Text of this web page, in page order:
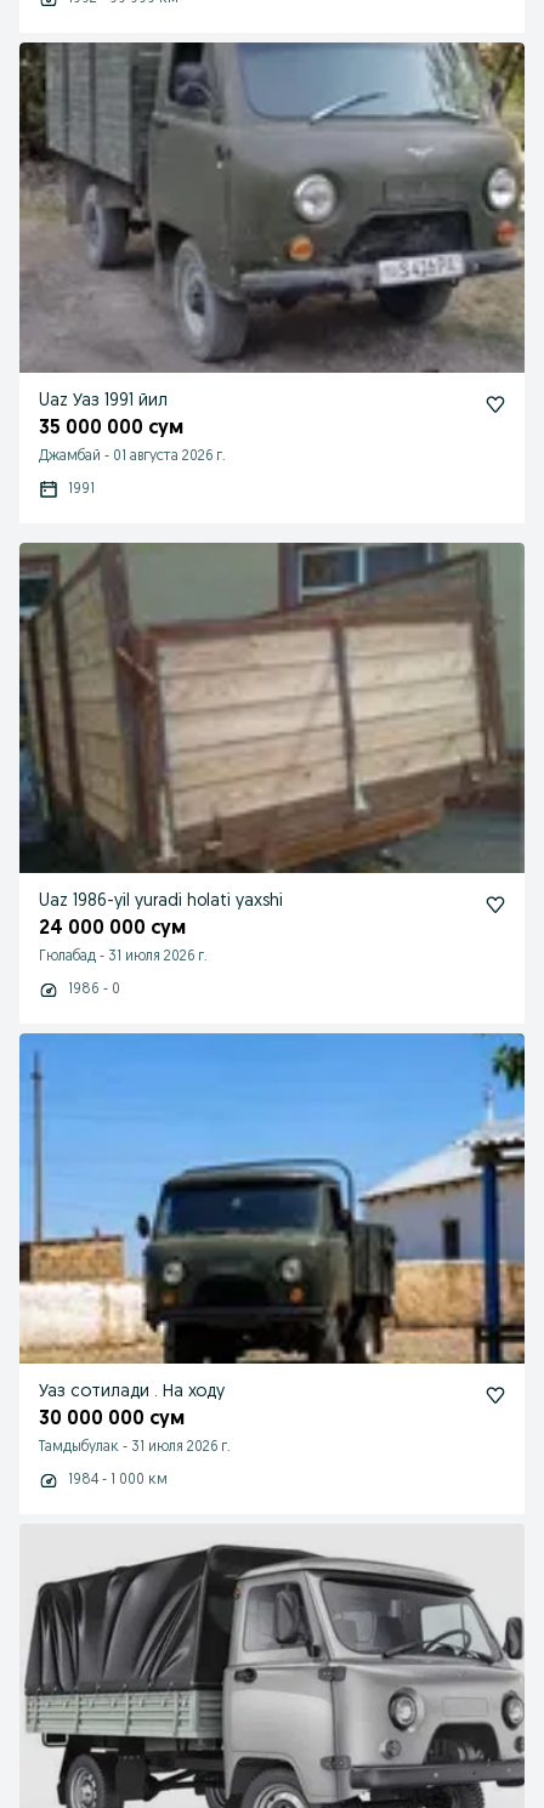
Uaz Уаз 1991 йил
35 000 000 сум
Джамбай - 01 августа 2026 г.
1991
Uaz 1986-yil yuradi holati yaxshi
24 000 000 сум
Гюлабад - 31 июля 2026 г.
1986 - 0
Уаз сотилади . На ходу
30 000 000 сум
Тамдыбулак - 31 июля 2026 г.
1984 - 1 000 км